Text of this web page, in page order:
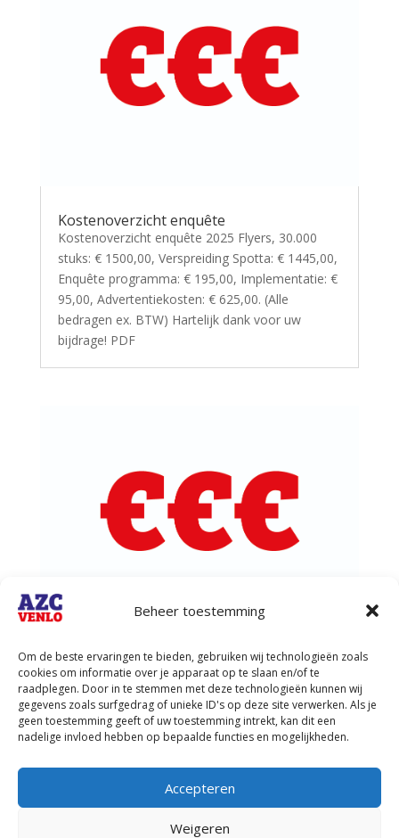
Beheer toestemming
Om de beste ervaringen te bieden, gebruiken wij technologieën zoals
cookies om informatie over je apparaat op te slaan en/of te
raadplegen. Door in te stemmen met deze technologieën kunnen wij
gegevens zoals surfgedrag of unieke ID's op deze site verwerken. Als je
geen toestemming geeft of uw toestemming intrekt, kan dit een
nadelige invloed hebben op bepaalde functies en mogelijkheden.
Accepteren
Weigeren
Kostenoverzicht enquête
Kostenoverzicht enquête 2025 Flyers, 30.000
stuks: € 1500,00, Verspreiding Spotta: € 1445,00,
Enquête programma: € 195,00, Implementatie: €
95,00, Advertentiekosten: € 625,00. (Alle
bedragen ex. BTW) Hartelijk dank voor uw
bijdrage! PDF
Financieel overzicht demonstratie
Dankzij de geweldige steun van iedereen die
heeft bijgedragen aan de actie, hebben we de
demonstratie niet alleen succesvol kunnen
organiseren, maar zelfs met een klein positief
resultaat kunnen afsluiten. Iedereen ontzettend
bedankt voor jullie...